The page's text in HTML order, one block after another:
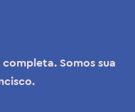
Somos sua